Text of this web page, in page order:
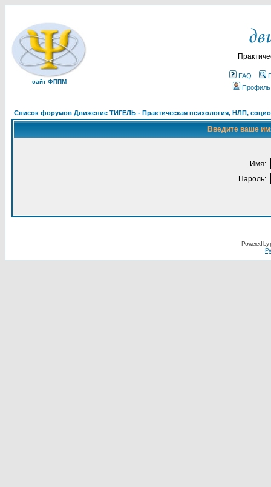
сайт ФППМ
FAQ
Профиль
Список форумов Движение ТИГЕЛЬ - Практическая психология, НЛП,
Введите ваше
Имя:
Пароль:
Powered by